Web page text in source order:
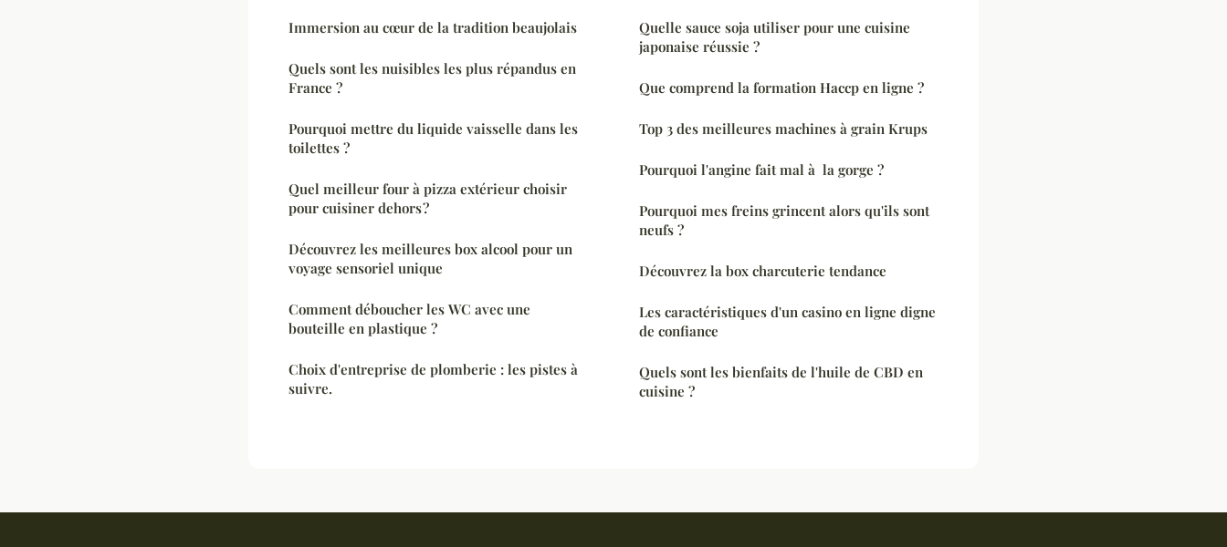
Immersion au cœur de la tradition beaujolais
Quels sont les nuisibles les plus répandus en
France ?
Pourquoi mettre du liquide vaisselle dans les
toilettes ?
Quel meilleur four à pizza extérieur choisir
pour cuisiner dehors ?
Découvrez les meilleures box alcool pour un
voyage sensoriel unique
Comment déboucher les WC avec une
bouteille en plastique ?
Choix d'entreprise de plomberie : les pistes à
suivre.
Quelle sauce soja utiliser pour une cuisine
japonaise réussie ?
Que comprend la formation Haccp en ligne ?
Top 3 des meilleures machines à grain Krups
Pourquoi l'angine fait mal à la gorge ?
Pourquoi mes freins grincent alors qu'ils sont
neufs ?
Découvrez la box charcuterie tendance
Les caractéristiques d'un casino en ligne digne
de confiance
Quels sont les bienfaits de l'huile de CBD en
cuisine ?